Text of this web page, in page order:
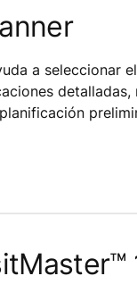
a seleccionar
detalladas,